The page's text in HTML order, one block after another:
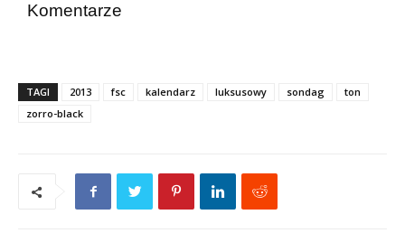
Komentarze
TAGI 2013 fsc kalendarz luksusowy sondag
ton
zorro-black